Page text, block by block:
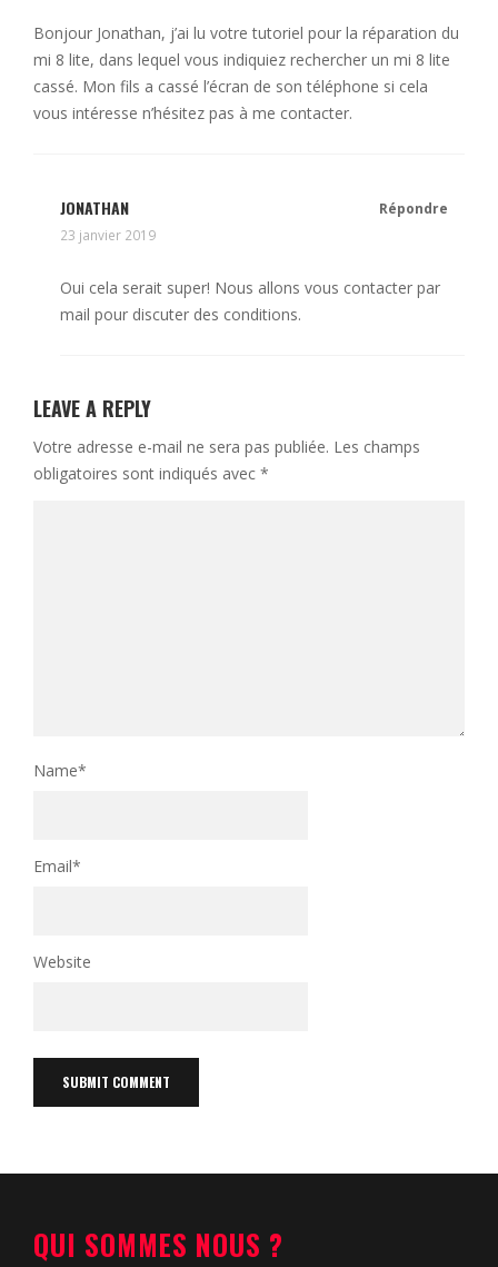
Bonjour Jonathan, j’ai lu votre tutoriel pour la réparation du
mi 8 lite, dans lequel vous indiquiez rechercher un mi 8 lite
cassé. Mon fils a cassé l’écran de son téléphone si cela
vous intéresse n’hésitez pas à me contacter.
JONATHAN
23 janvier 2019
Répondre
Oui cela serait super! Nous allons vous contacter par
mail pour discuter des conditions.
LEAVE A REPLY
Votre adresse e-mail ne sera pas publiée. Les champs
obligatoires sont indiqués avec *
Name*
Email*
Website
QUI SOMMES NOUS ?